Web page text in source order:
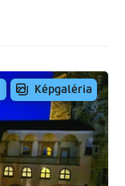
Képgaléria